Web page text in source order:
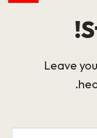
Leave